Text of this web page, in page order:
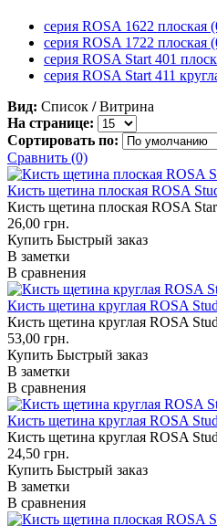
серия ROSA 1622 плоская
серия ROSA 1722 плоская
серия ROSA Start 401
серия ROSA Start 411
Вид: Список / Витрина
На странице:
Сортировать по:
Сравнить (0)
Кисть щетина плоская ROSA
Кисть щетина плоская ROSA
26,00 грн.
Купить Быстрый заказ
В заметки
В сравнения
Кисть щетина круглая ROSA
Кисть щетина круглая ROSA
53,00 грн.
Купить Быстрый заказ
В заметки
В сравнения
Кисть щетина круглая ROSA
Кисть щетина круглая ROSA
24,50 грн.
Купить Быстрый заказ
В заметки
В сравнения